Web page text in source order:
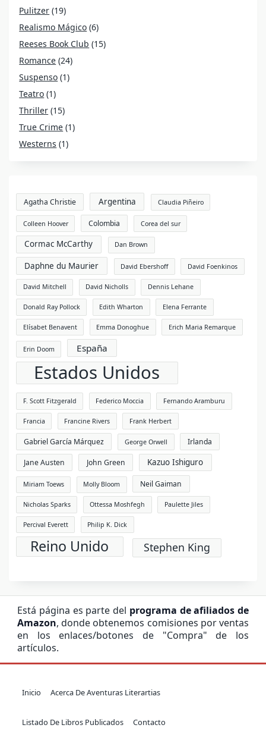
Pulitzer (19)
Realismo Mágico (6)
Reeses Book Club (15)
Romance (24)
Suspenso (1)
Teatro (1)
Thriller (15)
True Crime (1)
Westerns (1)
Agatha Christie Argentina Claudia Piñeiro
Colleen Hoover Colombia Corea del sur
Cormac McCarthy Dan Brown
Daphne du Maurier David Ebershoff David Foenkinos
David Mitchell David Nicholls Dennis Lehane
Donald Ray Pollock Edith Wharton Elena Ferrante
Elísabet Benavent Emma Donoghue Erich Maria Remarque
Erin Doom España
Estados Unidos
F. Scott Fitzgerald Federico Moccia Fernando Aramburu
Francia Francine Rivers Frank Herbert
Gabriel García Márquez George Orwell Irlanda
Jane Austen John Green Kazuo Ishiguro
Miriam Toews Molly Bloom Neil Gaiman
Nicholas Sparks Ottessa Moshfegh Paulette Jiles
Percival Everett Philip K. Dick
Reino Unido Stephen King
Está página es parte del programa de afiliados de
Amazon, donde obtenemos comisiones por ventas
en los enlaces/botones de "Compra" de los
artículos.
Inicio Acerca De Aventuras Literartias
Listado De Libros Publicados Contacto